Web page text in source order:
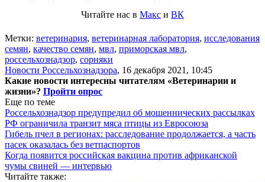
Читайте нас в Макс и ВК
Метки: ветеринария, ветеринарная лаборатория, исследования
семян, качество семян, мвл, приморская мвл,
россельхознадзор, сорняки
Новости Россельхознадзора, 16 декабря 2021, 10:45
Какие новости интересны читателям «Ветеринарии и
жизни»? Пройти опрос
Еще по теме
Россельхознадзор предупредил об мошеннических рассылках
РФ ограничила транзит мяса птицы из Евросоюза
Гибель пчел в регионах: расследование продолжается, а часть
пасек оказалась без ветпаспортов
Когда появится российская вакцина против африканской
чумы свиней — интервью
Читайте также: